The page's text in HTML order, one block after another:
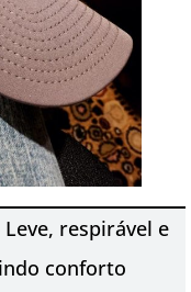
Leve, respirável e
conforto